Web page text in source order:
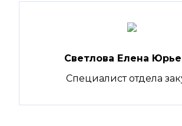
Светлова Елена
Специалист отдела